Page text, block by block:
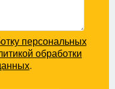
персональных
обработки
.